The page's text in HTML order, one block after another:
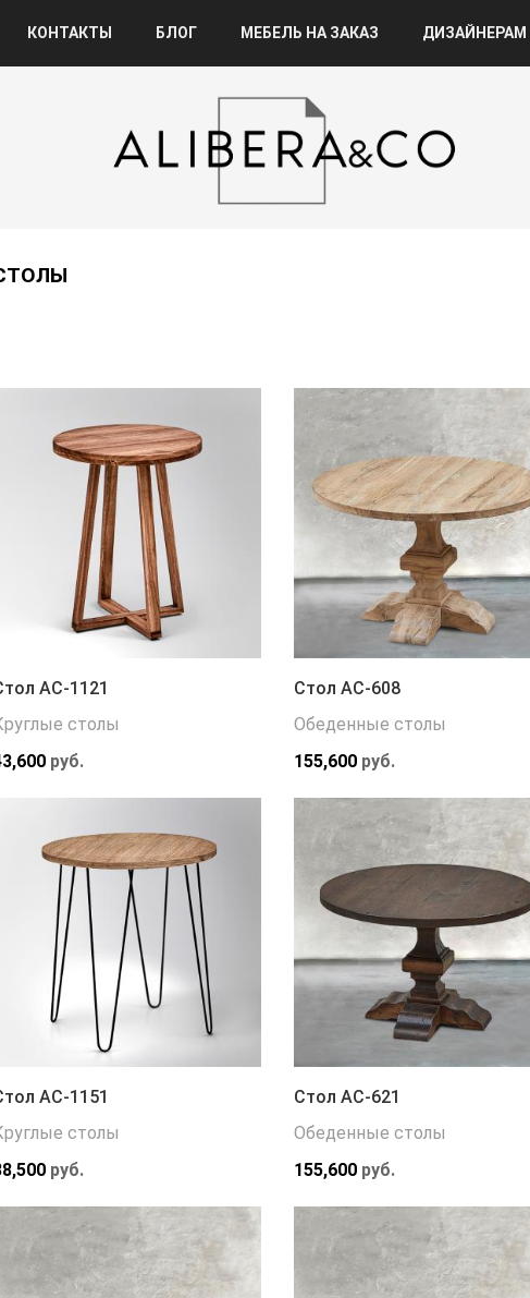
КОНТАКТЫ БЛОГ МЕБЕЛЬ НА ЗАКАЗ ДИЗАЙНЕРАМ
АС-1121
столы
руб.
Стол АС-608
Обеденные столы
155,600руб.
АС-1151
столы
руб.
Стол АС-621
Обеденные столы
155,600руб.